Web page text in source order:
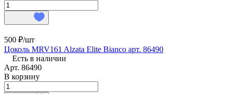
500 ₽/шт
Цоколь MRV161 Alzata Elite Bianco арт. 86490
Есть в наличии
Арт. 86490
В корзину